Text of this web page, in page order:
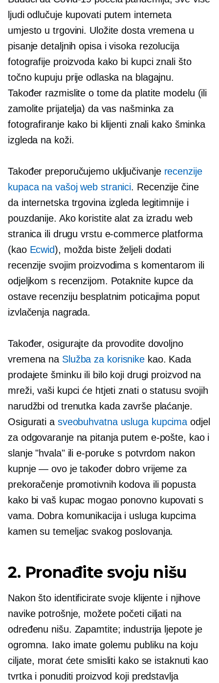
ljudi odlučuje kupovati putem interneta
umjesto u trgovini. Uložite dosta vremena u
pisanje detaljnih opisa ivisoka rezolucija
fotografije proizvoda kako bi kupci znali što
točno kupuju prije odlaska na blagajnu.
Također razmislite o tome da platite modelu (ili
zamolite prijatelja) da vas našminka za
fotografiranje kako bi klijenti znali kako šminka
izgleda na koži.
Također preporučujemo uključivanje recenzije
kupaca na vašoj web stranici. Recenzije čine
da internetska trgovina izgleda legitimnije i
pouzdanije. Ako koristite alat za izradu web
stranica ili drugu vrstu e-commerceplatforma
(kao Ecwid), možda biste željeli dodati
recenzije svojim proizvodima s komentarom ili
odjeljkom s recenzijom. Potaknite kupce da
ostave recenziju besplatnim poticajima poput
izvlačenja nagrada.
Također, osigurajte da provodite dovoljno
vremena na Služba za korisnike kao. Kada
prodajete šminku ili bilo koji drugi proizvod na
mreži, vaši kupci će htjeti znati o statusu svojih
narudžbi od trenutka kada završe plaćanje.
Osigurati a sveobuhvatna usluga kupcima odjel
za odgovaranje na pitanja putem e-pošte, kao i
slanje "hvala" ili e-poruke s potvrdom nakon
kupnje — ovo je također dobro vrijeme za
prekoračenje promotivnih kodova ili popusta
kako bi vaš kupac mogao ponovno kupovati s
vama. Dobra komunikacija i usluga kupcima
kamen su temeljac svakog poslovanja.
2. Pronađite svoju nišu
Nakon što identificirate svoje klijente i njihove
navike potrošnje, možete početi ciljati na
određenu nišu. Zapamtite; industrija ljepote je
ogromna. Iako imate golemu publiku na koju
ciljate, morat ćete smisliti kako se istaknuti kao
tvrtka i ponuditi proizvod koji predstavlja